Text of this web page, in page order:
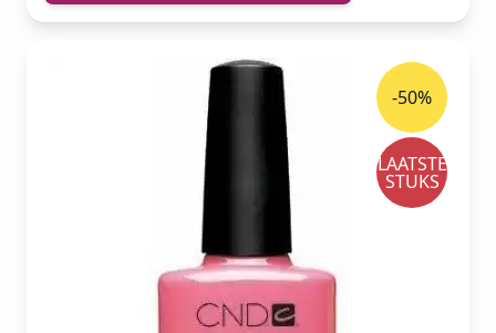
-50%
LAATSTE
STUKS